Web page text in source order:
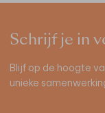
Schrijf je in
Blijf op de hoogte
unieke